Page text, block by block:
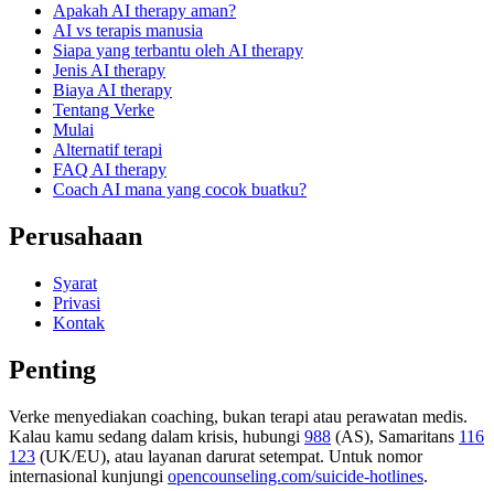
Apakah AI therapy aman?
AI vs terapis manusia
Siapa yang terbantu oleh AI therapy
Jenis AI therapy
Biaya AI therapy
Tentang Verke
Mulai
Alternatif terapi
FAQ AI therapy
Coach AI mana yang cocok buatku?
Perusahaan
Syarat
Privasi
Kontak
Penting
Verke menyediakan coaching, bukan terapi atau perawatan medis.
Kalau kamu sedang dalam krisis, hubungi 988 (AS), Samaritans 116
123 (UK/EU), atau layanan darurat setempat. Untuk nomor
internasional kunjungi opencounseling.com/suicide-hotlines.